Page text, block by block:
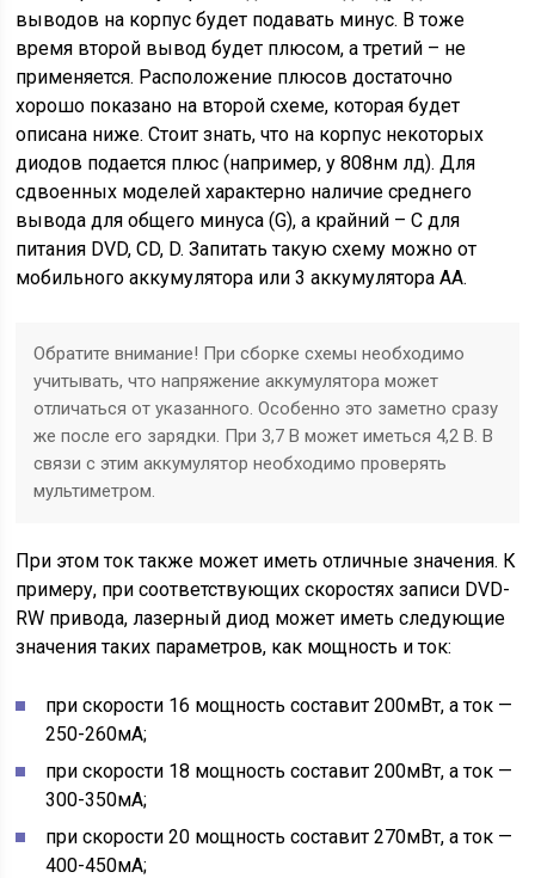
выводов на корпус будет подавать минус. В тоже
время второй вывод будет плюсом, а третий – не
применяется. Расположение плюсов достаточно
хорошо показано на второй схеме, которая будет
описана ниже. Стоит знать, что на корпус некоторых
диодов подается плюс (например, у 808нм лд). Для
сдвоенных моделей характерно наличие среднего
вывода для общего минуса (G), а крайний – C для
питания DVD, CD, D. Запитать такую схему можно от
мобильного аккумулятора или 3 аккумулятора АА.
Обратите внимание! При сборке схемы необходимо
учитывать, что напряжение аккумулятора может
отличаться от указанного. Особенно это заметно сразу
же после его зарядки. При 3,7 В может иметься 4,2 В. В
связи с этим аккумулятор необходимо проверять
мультиметром.
При этом ток также может иметь отличные значения. К
примеру, при соответствующих скоростях записи DVD-
RW привода, лазерный диод может иметь следующие
значения таких параметров, как мощность и ток:
при скорости 16 мощность составит 200мВт, а ток —
250-260мА;
при скорости 18 мощность составит 200мВт, а ток —
300-350мА;
при скорости 20 мощность составит 270мВт, а ток —
400-450мА;